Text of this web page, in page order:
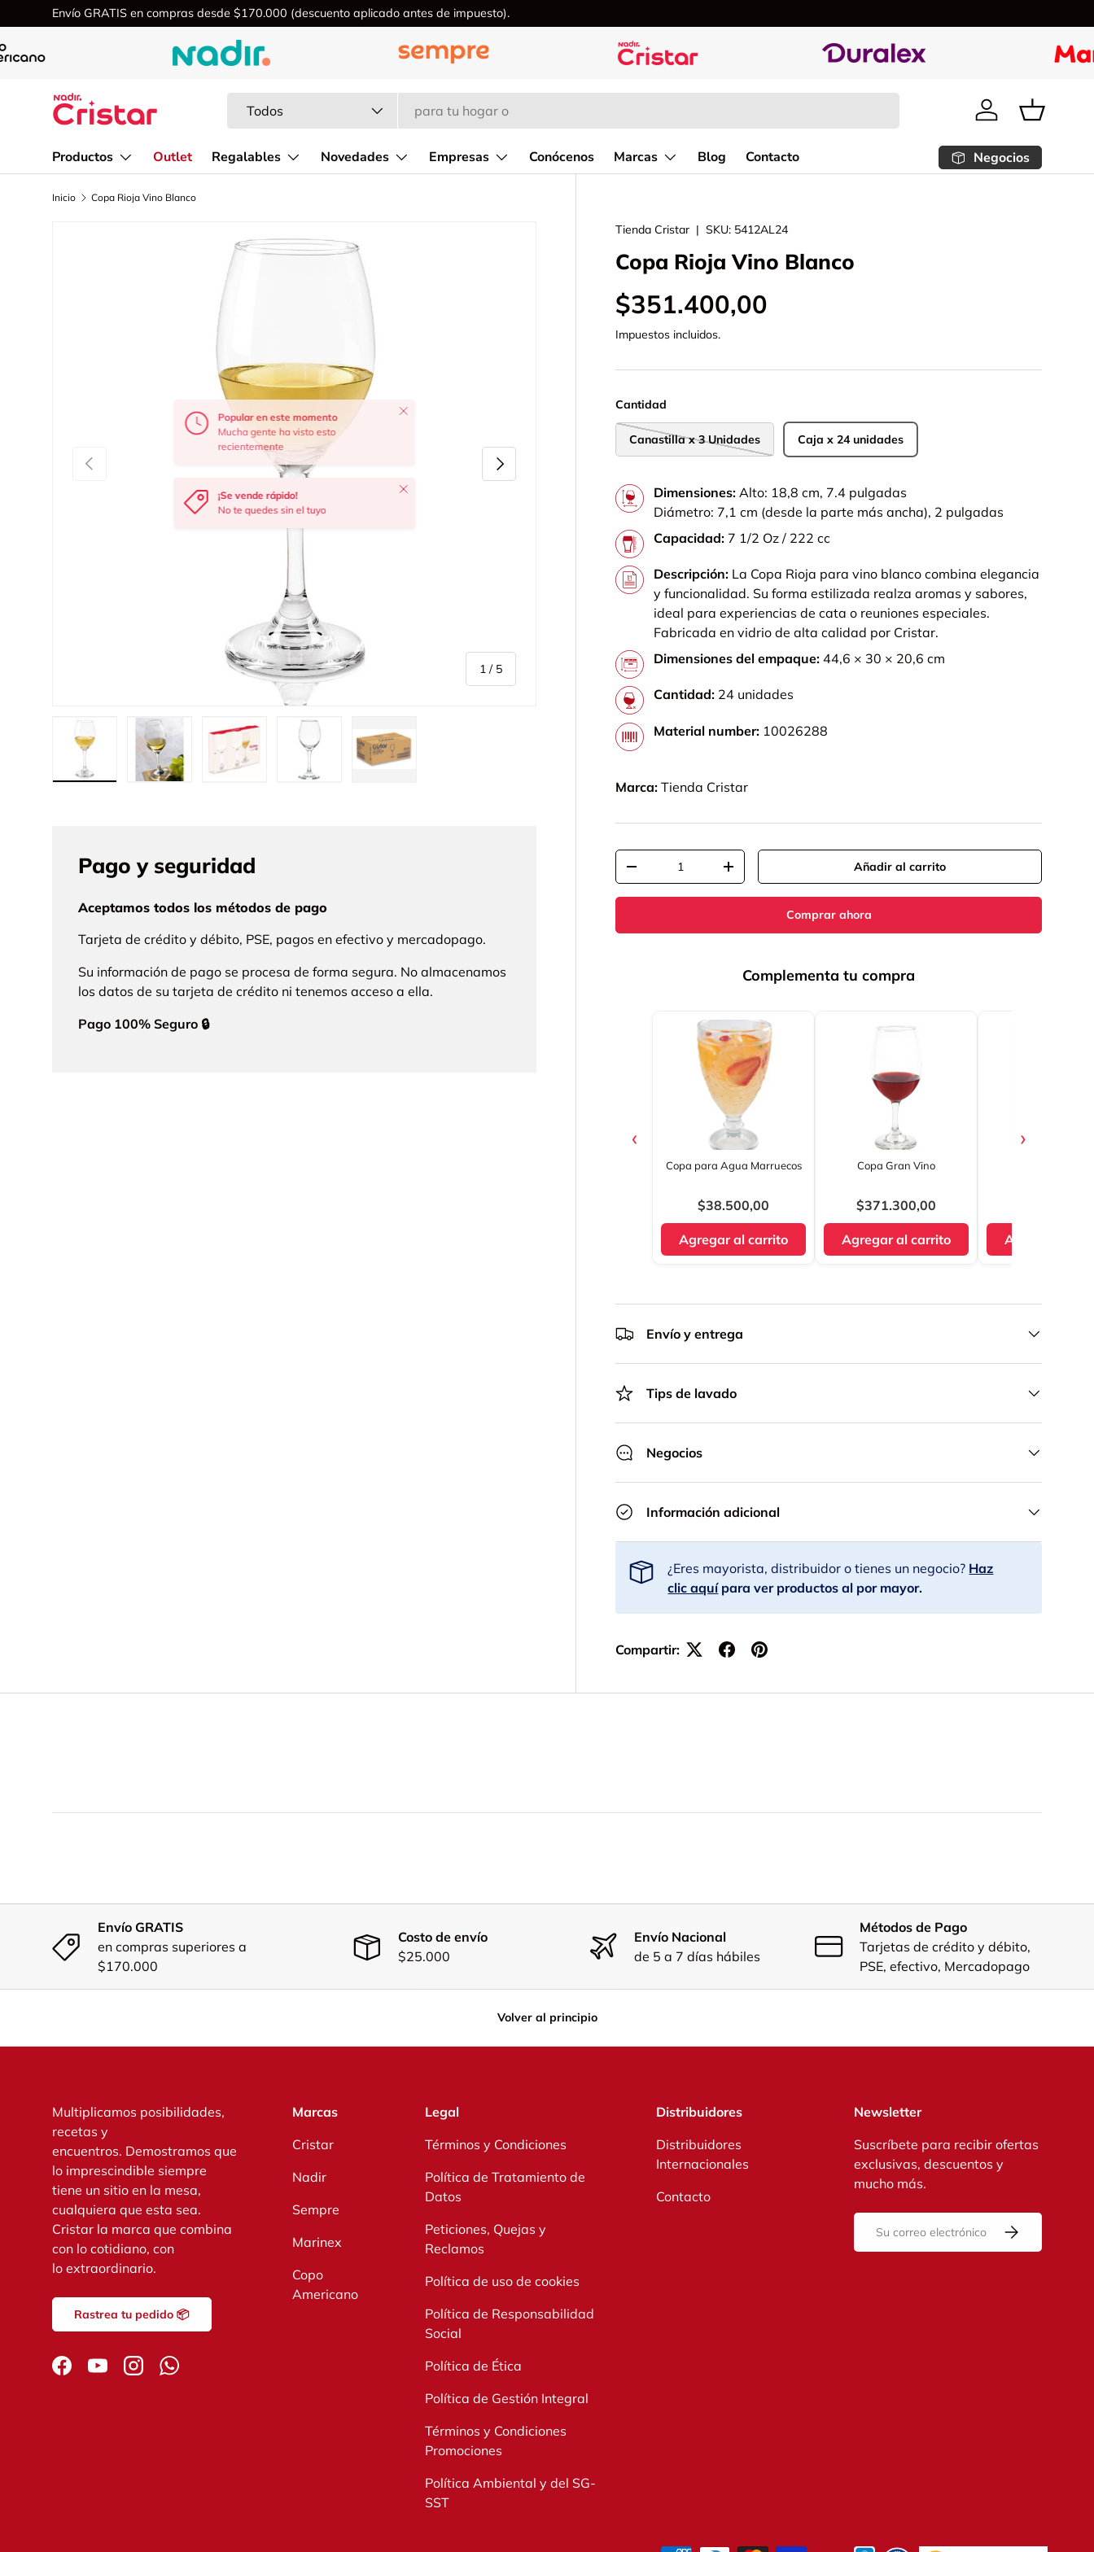
Ir al contenido
Envío GRATIS en compras desde $170.000 (descuento aplicado antes de impuesto).
Todos Iniciar sesión
Cesta
Productos Outlet Regalables Novedades Empresas Conócenos Marcas Blog Contacto Negocios
Inicio Copa Rioja Vino Blanco
Anterior
1 / de
5
Siguiente
¡Se vende rápido!
No te quedes sin el tuyo
Cerrar
Cargar imagen 5 en la vista de galería
Tienda Cristar |SKU: 5412AL24
Copa Rioja Vino Blanco
$351.400,00
Impuestos incluidos.
Cantidad
Canastilla x 3 Unidades Caja x 24 unidades
Dimensiones: Alto: 18,8 cm, 7.4 pulgadas
Diámetro: 7,1 cm (desde la parte más ancha), 2 pulgadas
Capacidad: 7 1/2 Oz / 222 cc
Descripción: La Copa Rioja para vino blanco combina elegancia
y funcionalidad. Su forma estilizada realza aromas y sabores,
ideal para experiencias de cata o reuniones especiales.
Fabricada en vidrio de alta calidad por Cristar.
Dimensiones del empaque: 44,6 × 30 × 20,6 cm
Cantidad: 24 unidades
Material number: 10026288
Marca: Tienda Cristar
Cant.
-
+ Añadir al carrito
Comprar ahora
Complementa tu compra
‹
Copa para Agua Marruecos
$38.500,00
Agregar al carrito
Copa Gran Vino
$371.300,00
Agregar al carrito Agregar al
›
Envío y entrega
Tips de lavado
Negocios
Información adicional
¿Eres mayorista, distribuidor o tienes un negocio? Haz
clic aquípara ver productos al por mayor.
Compartir:
Pago y seguridad
Aceptamos todos los métodos de pago
Tarjeta de crédito y débito, PSE, pagos en efectivo y mercadopago.
Su información de pago se procesa de forma segura. No almacenamos
los datos de su tarjeta de crédito ni tenemos acceso a ella.
Pago 100% Seguro 🔒
Envío GRATIS
en compras superiores a
$170.000
Costo de envío
$25.000
Envío Nacional
de 5 a 7 días hábiles
Métodos de Pago
Tarjetas de crédito y débito,
PSE, efectivo, Mercadopago
Volver al principio
Multiplicamos posibilidades,
recetas y
encuentros. Demostramos que
lo imprescindible siempre
tiene un sitio en la mesa,
cualquiera que esta sea.
Cristar la marca que combina
con lo cotidiano, con
lo extraordinario.
Rastrea tu pedido 📦
FacebookYouTubeInstagramWhatsApp
Marcas
Cristar
Nadir
Sempre
Marinex
Copo
Americano
Legal
Términos y Condiciones
Política de Tratamiento de
Datos
Peticiones, Quejas y
Reclamos
Política de uso de cookies
Política de Responsabilidad
Social
Política de Ética
Política de Gestión Integral
Términos y Condiciones
Promociones
Política Ambiental y del SG-
SST
Distribuidores
Distribuidores
Internacionales
Contacto
Newsletter
Suscríbete para recibir ofertas
exclusivas, descuentos y
mucho más.
Correo electrónico Suscribirse